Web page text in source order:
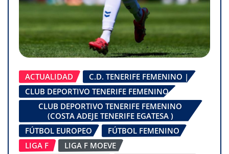
ACTUALIDAD
C.D. TENERIFE FEMENINO |
CLUB DEPORTIVO TENERIFE FEMENINO
CLUB DEPORTIVO TENERIFE FEMENINO
(COSTA ADEJE TENERIFE EGATESA )
FÚTBOL EUROPEO
FÚTBOL FEMENINO
LIGA F
LIGA F MOEVE